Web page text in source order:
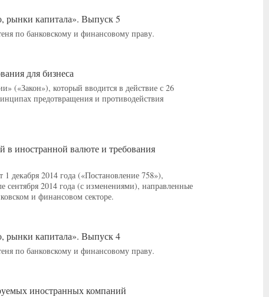
рынки капитала». Выпуск 5
по банковскому и финансовому праву.
для бизнеса
(«Закон»), который вводится в действие с 26
предотвращения и противодействия
в иностранной валюте и требования
2014 года («Постановление 758»),
сентября 2014 года (с изменениями), направленные
и финансовом секторе.
рынки капитала». Выпуск 4
по банковскому и финансовому праву.
иностранных компаний